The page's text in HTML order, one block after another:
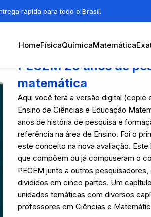
rápida para todo o Brasil.
HomeFísicaQuímicaMatemática
PECEM 20 anos de
matemática
Aqui você terá a versão digital (copie
Ensino de Ciências e Educação
anos de história de pesquisa e
referência na área de Ensino. Foi o
este conceito na nova avaliação.
que compõem ou já compuseram o
PECEM junto a outros
divididos em cinco partes. Um
unidades temáticas com diversos
professores em Ciências e